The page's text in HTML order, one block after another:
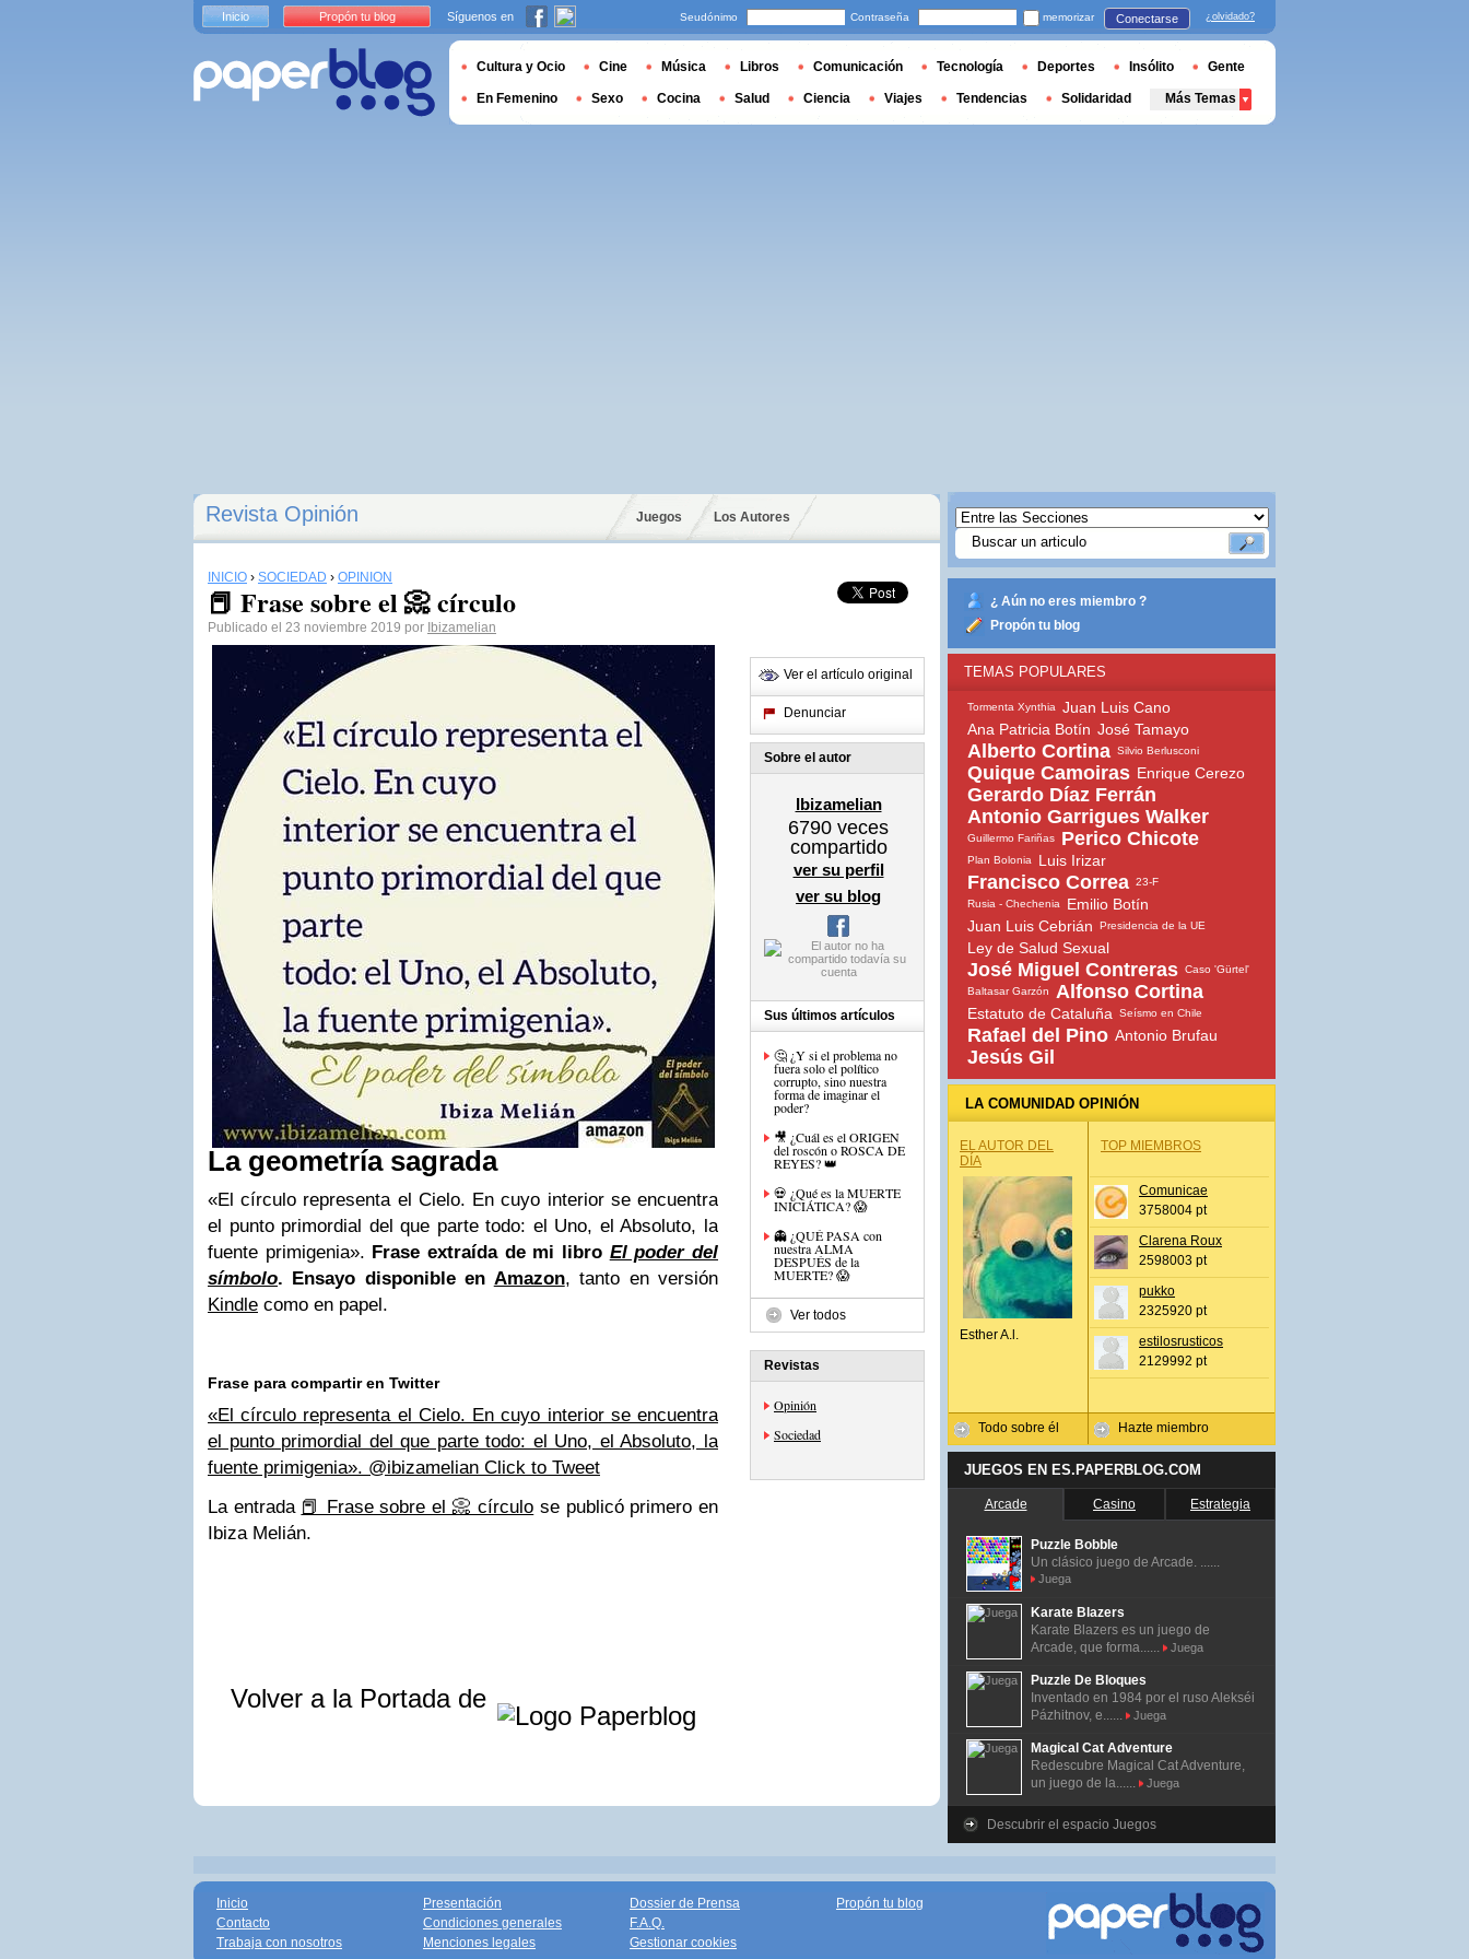
Revista Opinión Juegos Los Autores
INICIO › SOCIEDAD › OPINIÓN
📕 Frase sobre el 📀 círculo
Publicado el 23 noviembre 2019 por Ibizamelian
La geometría sagrada
«El círculo representa el Cielo. En cuyo interior se encuentra
el punto primordial del que parte todo: el Uno, el Absoluto, la
fuente primigenia». Frase extraída de mi libro El poder del
símbolo. Ensayo disponible en Amazon, tanto en versión
Kindle como en papel.
Frase para compartir en Twitter
«El círculo representa el Cielo. En cuyo interior se encuentra
el punto primordial del que parte todo: el Uno, el Absoluto, la
fuente primigenia». @ibizamelian Click to Tweet
La entrada 📕 Frase sobre el 📀 círculo se publicó primero en
Ibiza Melián.
Volver a la Portada de
Ver el artículo original
Denunciar
Sobre el autor
Ibizamelian
6790 veces
compartido
ver su perfil
ver su blog
Sus últimos artículos
🤔 ¿Y si el problema no
fuera solo el político
corrupto, sino nuestra
forma de imaginar el
poder?
🎥 ¿Cuál es el ORIGEN
del roscón o ROSCA DE
REYES? 👑
💀 ¿Qué es la MUERTE
INICIÁTICA? 😱
👻 ¿QUÉ PASA con
nuestra ALMA
DESPUÉS de la
MUERTE? 😱
Ver todos
Revistas
Opinión
Sociedad
¿ Aún no eres miembro ?
Propón tu blog
TEMAS POPULARES
Tormenta Xynthia
Juan Luis Cano
Ana Patricia Botín José Tamayo
Alberto Cortina Silvio Berlusconi
Quique Camoiras Enrique Cerezo
Gerardo Díaz Ferrán
Antonio Garrigues Walker
Guillermo Fariñas Perico Chicote
Plan Bolonia Luis Irizar
Francisco Correa 23-F
Rusia - Chechenia
Emilio Botín
Juan Luis Cebrián
Presidencia de la UE
Ley de Salud Sexual
José Miguel Contreras Caso 'Gürtel'
Baltasar Garzón
Alfonso Cortina
Estatuto de Cataluña Seísmo en Chile
Rafael del Pino Antonio Brufau
Jesús Gil
LA COMUNIDAD OPINIÓN
EL AUTOR DEL
DÍA
Esther A.l.
Todo sobre él
TOP MIEMBROS
Comunicae
3758004 pt
Clarena Roux
2598003 pt
pukko
2325920 pt
estilosrusticos
2129992 pt
Hazte miembro
JUEGOS EN ES.PAPERBLOG.COM
Arcade Casino Estrategia
Puzzle Bobble
Un clásico juego de Arcade. ......
Juega
Karate Blazers
Karate Blazers es un juego de
Arcade, que forma......
Juega
Puzzle De Bloques
Inventado en 1984 por el ruso Alekséi
Pázhitnov, e......
Juega
Magical Cat Adventure
Redescubre Magical Cat Adventure,
un juego de la......
Juega
Descubrir el espacio Juegos
Inicio Propón tu blog Síguenos en Seudónimo Contraseña memorizar Conectarse ¿olvidado?
Cultura y Ocio Cine Música Libros Comunicación Tecnología Deportes Insólito Gente
En Femenino Sexo Cocina Salud Ciencia Viajes Tendencias Solidaridad Más Temas
Inicio
Contacto
Trabaja con nosotros
Presentación
Condiciones generales
Menciones legales
Dossier de Prensa
F.A.Q.
Gestionar cookies
Propón tu blog